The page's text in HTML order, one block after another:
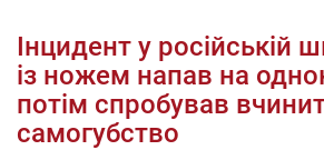
Інцидент у російській
із ножем напав на
потім спробував
самогубство